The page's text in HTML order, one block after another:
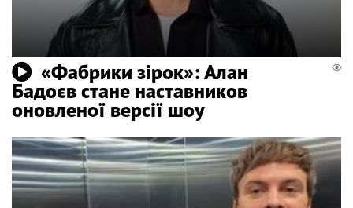
«Фабрики зірок»: Алан
Бадоєв стане наставников
оновленої версії шоу